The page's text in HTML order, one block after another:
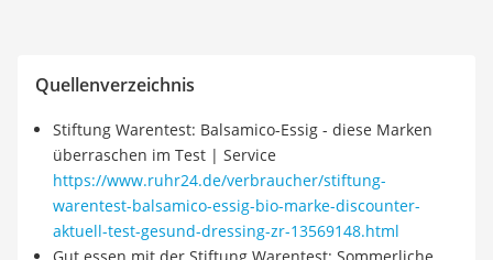
Quellenverzeichnis
Stiftung Warentest: Balsamico-Essig - diese Marken
überraschen im Test | Service
https://www.ruhr24.de/verbraucher/stiftung-
warentest-balsamico-essig-bio-marke-discounter-
aktuell-test-gesund-dressing-zr-13569148.html